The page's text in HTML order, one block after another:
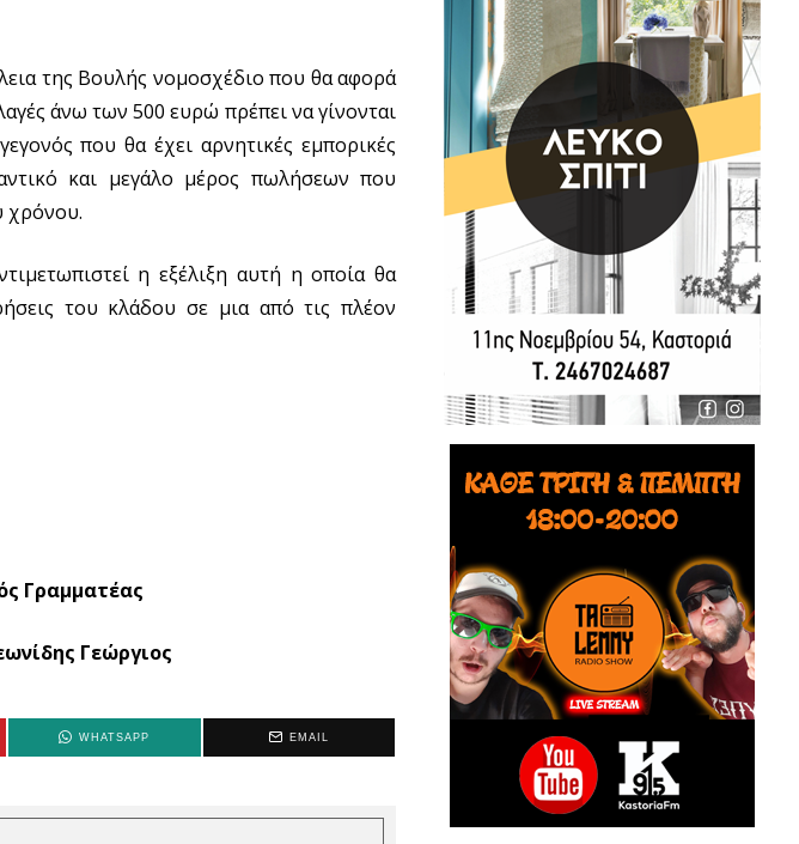
της Βουλής νομοσχέδιο που θα αφορά
άνω των 500 ευρώ πρέπει να γίνονται
που θα έχει αρνητικές εμπορικές
και μεγάλο μέρος πωλήσεων που
χρόνου.
η εξέλιξη αυτή η οποία θα
του κλάδου σε μια από τις πλέον
Γραμματέας
Γεώργιος
WHATSAPP EMAIL